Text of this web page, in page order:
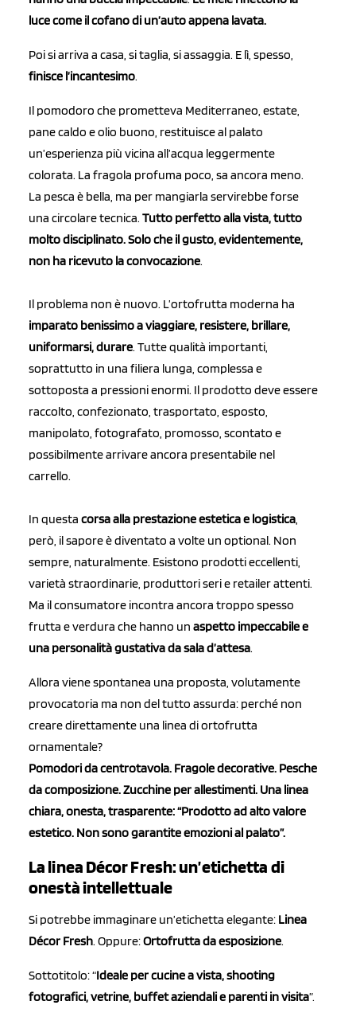
luce come il cofano di un’auto appena lavata.
Poi si arriva a casa, si taglia, si assaggia. E lì, spesso,
finisce l’incantesimo.
Il pomodoro che prometteva Mediterraneo, estate,
pane caldo e olio buono, restituisce al palato
un’esperienza più vicina all’acqua leggermente
colorata. La fragola profuma poco, sa ancora meno.
La pesca è bella, ma per mangiarla servirebbe forse
una circolare tecnica. Tutto perfetto alla vista, tutto
molto disciplinato. Solo che il gusto, evidentemente,
non ha ricevuto la convocazione.
Il problema non è nuovo. L’ortofrutta moderna ha
imparato benissimo a viaggiare, resistere, brillare,
uniformarsi, durare. Tutte qualità importanti,
soprattutto in una filiera lunga, complessa e
sottoposta a pressioni enormi. Il prodotto deve essere
raccolto, confezionato, trasportato, esposto,
manipolato, fotografato, promosso, scontato e
possibilmente arrivare ancora presentabile nel
carrello.
In questa corsa alla prestazione estetica e logistica,
però, il sapore è diventato a volte un optional. Non
sempre, naturalmente. Esistono prodotti eccellenti,
varietà straordinarie, produttori seri e retailer attenti.
Ma il consumatore incontra ancora troppo spesso
frutta e verdura che hanno un aspetto impeccabile e
una personalità gustativa da sala d’attesa.
Allora viene spontanea una proposta, volutamente
provocatoria ma non del tutto assurda: perché non
creare direttamente una linea di ortofrutta
ornamentale?
Pomodori da centrotavola. Fragole decorative. Pesche
da composizione. Zucchine per allestimenti. Una linea
chiara, onesta, trasparente: “Prodotto ad alto valore
estetico. Non sono garantite emozioni al palato”.
La linea Décor Fresh: un’etichetta di
onestà intellettuale
Si potrebbe immaginare un’etichetta elegante: Linea
Décor Fresh. Oppure:Ortofrutta da esposizione.
Sottotitolo: “Ideale per cucine a vista, shooting
fotografici, vetrine, buffet aziendali e parenti in visita”.